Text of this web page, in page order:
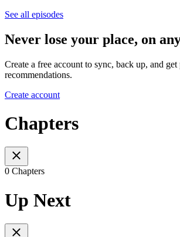
See all episodes
Never lose your place, on
Create a free account to sync, back up, and get
recommendations.
Create account
Chapters
0 Chapters
Up Next